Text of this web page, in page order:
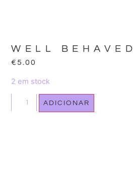
WELL BEHAVED
€5.00
2 em stock
ADICIONAR